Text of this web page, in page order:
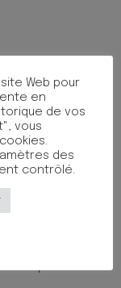
BT GOMME
Web pour
en
de vos
vous
des
contrôlé.